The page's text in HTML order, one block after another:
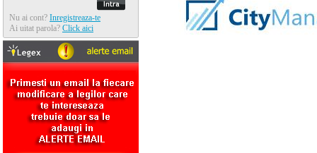
Nu ai cont? Inregistreaza-te
Ai uitat parola? Click aici